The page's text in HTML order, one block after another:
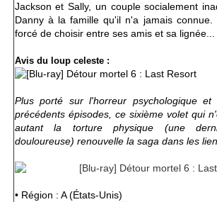
Jackson et Sally, un couple socialement
Danny à la famille qu'il n'a jamais connue.
forcé de choisir entre ses amis et sa lignée...
Avis du loup celeste :
Plus porté sur l'horreur psychologique et
précédents épisodes, ce sixième volet qui
autant la torture physique (une
douloureuse) renouvelle la saga dans les
• Région : A (États-Unis)